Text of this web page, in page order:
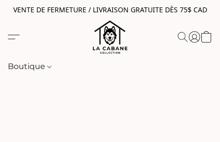
VENTE DE FERMETURE / LIVRAISON GRATUITE DÈS 75$ CAD
Boutique